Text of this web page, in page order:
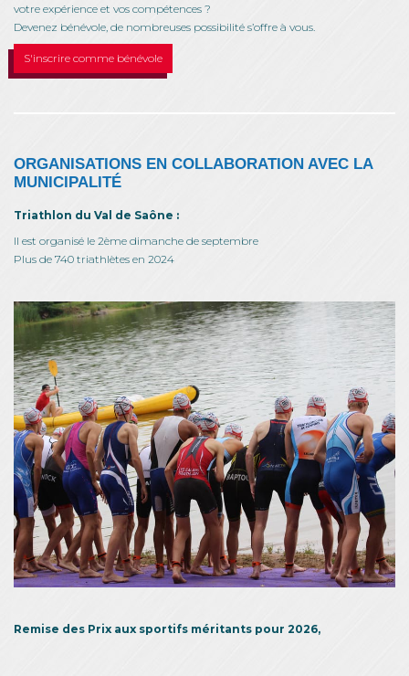
votre expérience et vos compétences ?
Devenez bénévole, de nombreuses possibilité s’offre à vous.
S'inscrire comme bénévole
ORGANISATIONS EN COLLABORATION AVEC LA
MUNICIPALITÉ
Triathlon du Val de Saône :
Il est organisé le 2ème dimanche de septembre
Plus de 740 triathlètes en 2024
Remise des Prix aux sportifs méritants pour 2026,